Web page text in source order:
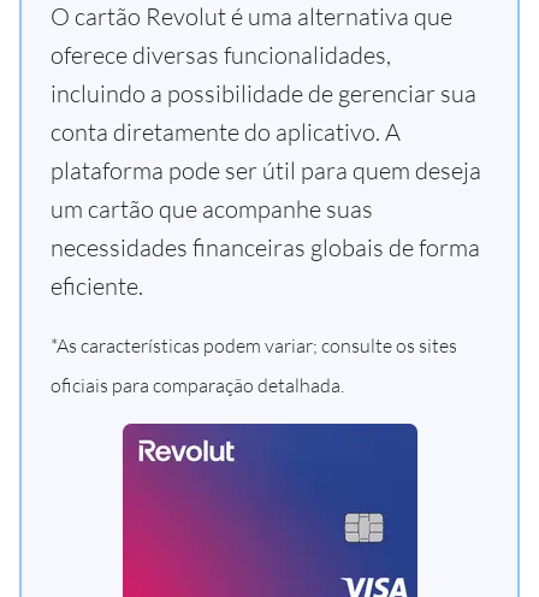
O cartão Revolut é uma alternativa que
oferece diversas funcionalidades,
incluindo a possibilidade de gerenciar sua
conta diretamente do aplicativo. A
plataforma pode ser útil para quem deseja
um cartão que acompanhe suas
necessidades financeiras globais de forma
eficiente.
*As características podem variar; consulte os sites
oficiais para comparação detalhada.